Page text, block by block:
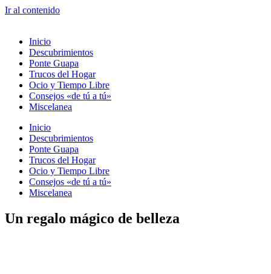
Ir al contenido
Inicio
Descubrimientos
Ponte Guapa
Trucos del Hogar
Ocio y Tiempo Libre
Consejos «de tú a tú»
Miscelanea
Inicio
Descubrimientos
Ponte Guapa
Trucos del Hogar
Ocio y Tiempo Libre
Consejos «de tú a tú»
Miscelanea
Un regalo mágico de belleza